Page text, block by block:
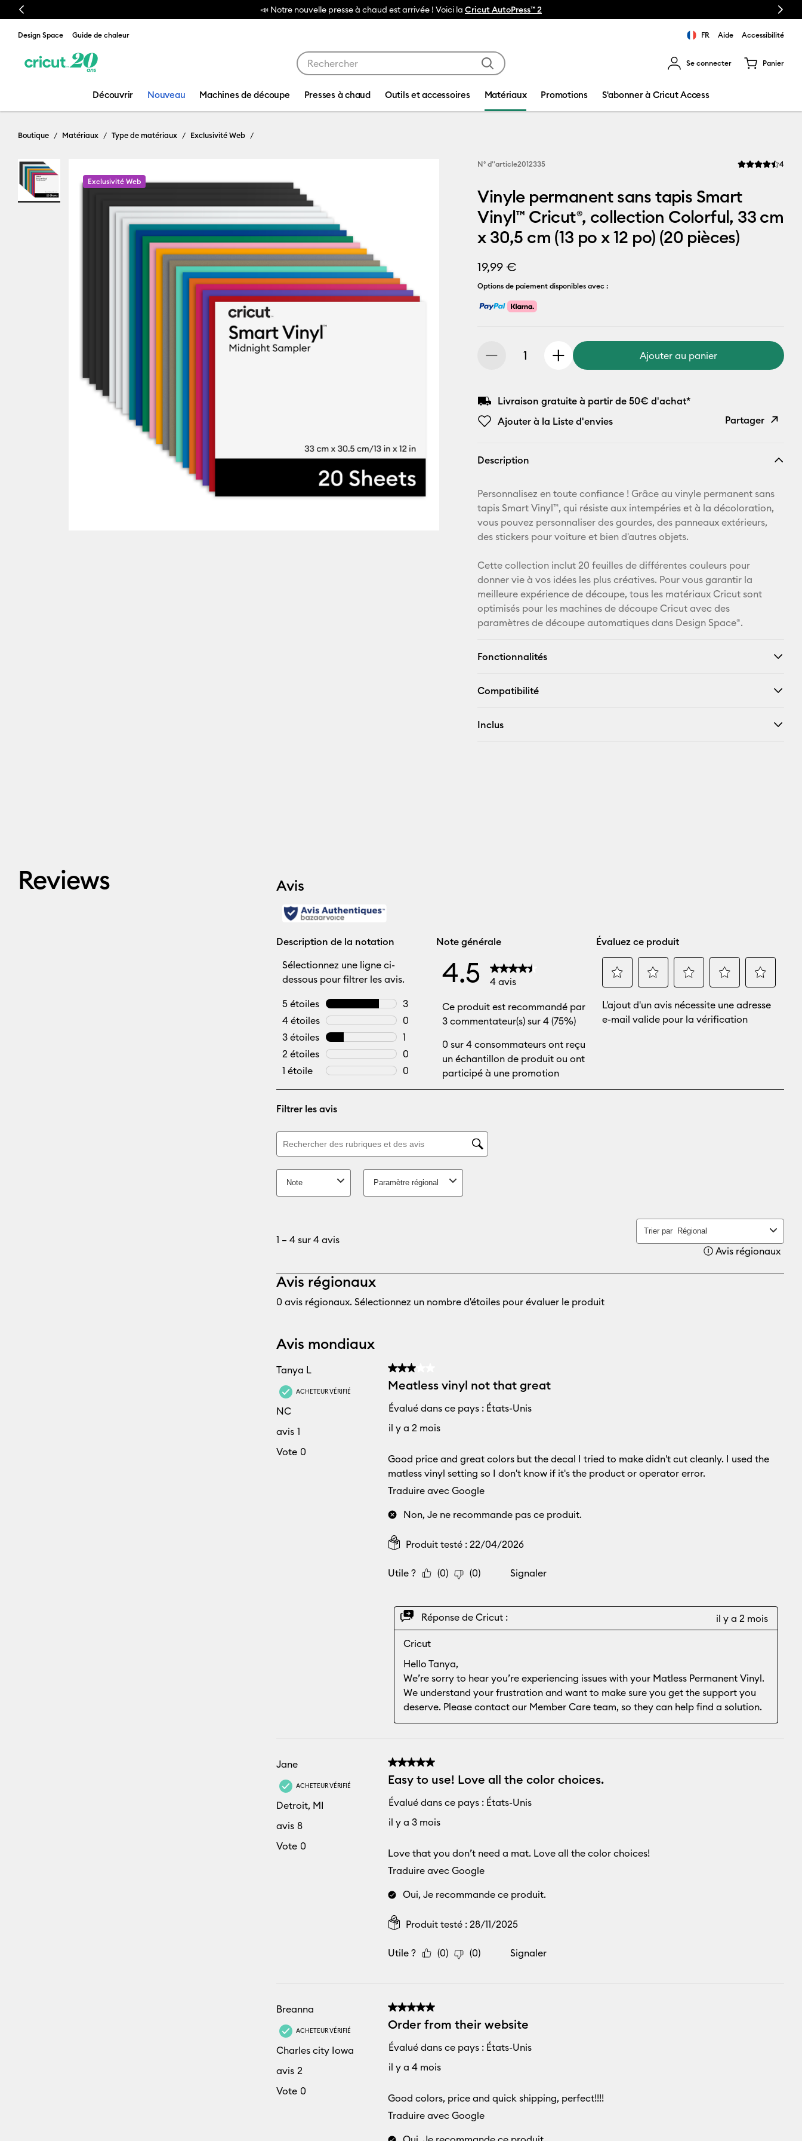
Previous 📣 Notre nouvelle presse à chaud est arrivée ! Voici la Cricut AutoPress™ 2 Next
Design Space Guide de chaleur FR Aide Accessibilité
Se connecter Panier
Découvrir Nouveau Machines de découpe Presses à chaud Outils et accessoires Matériaux Promotions S'abonner à Cricut Access
Boutique Matériaux Type de matériaux Exclusivité Web
Exclusivité Web
N° d''article2012335 La note 4
Vinyle permanent sans tapis Smart
Vinyl™ Cricut®, collection Colorful, 33 cm
x 30,5 cm (13 po x 12 po) (20 pièces)
19,99 €
Options de paiement disponibles avec :
Ajouter au panier
Livraison gratuite à partir de 50€ d'achat*
Ajouter à la Liste d'envies
Partager
E-mail
Pinterest
X
Description
Personnalisez en toute confiance ! Grâce au vinyle permanent sans
tapis Smart Vinyl™, qui résiste aux intempéries et à la décoloration,
vous pouvez personnaliser des gourdes, des panneaux extérieurs,
des stickers pour voiture et bien d'autres objets.
Cette collection inclut 20 feuilles de différentes couleurs pour
donner vie à vos idées les plus créatives. Pour vous garantir la
meilleure expérience de découpe, tous les matériaux Cricut sont
optimisés pour les machines de découpe Cricut avec des
paramètres de découpe automatiques dans Design Space®.
Fonctionnalités
Compatibilité
Inclus
Reviews